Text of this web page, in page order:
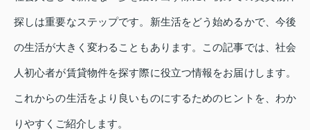
探しは重要なステップです。新生活をどう始めるかで、今後
の生活が大きく変わることもあります。この記事では、社会
人初心者が賃貸物件を探す際に役立つ情報をお届けします。
これからの生活をより良いものにするためのヒントを、わか
りやすくご紹介します。